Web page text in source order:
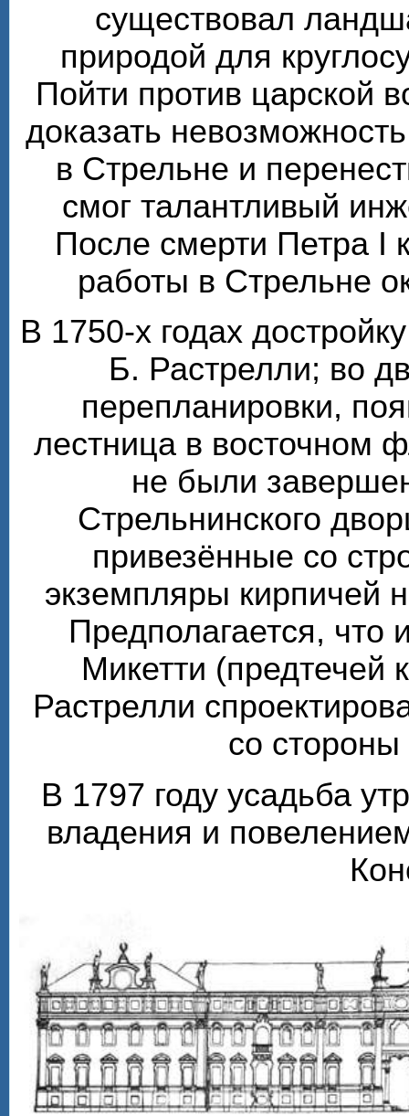
существовал
природой для
Пойти против царской
доказать
в Стрельне и
смог талантливый
После смерти Петра I
работы в Стрельне
В 1750-х годах
Б. Растрелли; во
перепланировки,
лестница в восточном
не были
Стрельнинского
привезённые со
экземпляры кирпичей
Предполагается, что
Микетти (предтечей
Растрелли
со
В 1797 году усадьба
владения и